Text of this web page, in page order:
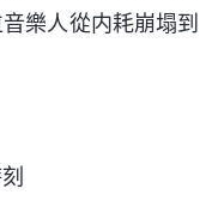
樂人從内耗崩塌到